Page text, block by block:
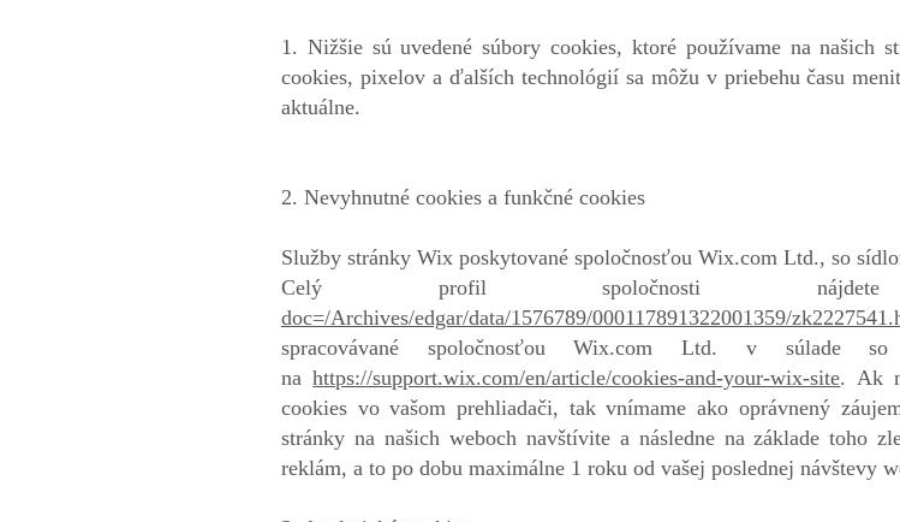
1. Nižšie sú uvedené súbory cookies, ktoré používame na našich
cookies, pixelov a ďalších technológií sa môžu v priebehu času
aktuálne.
2. Nevyhnutné cookies a funkčné cookies
Služby stránky Wix poskytované spoločnosťou Wix.com Ltd., so
Celý profil spoločnosti
doc=/Archives/edgar/data/1576789/000117891322001359/
spracovávané spoločnosťou Wix.com Ltd. v súlade so
nahttps://support.wix.com/en/article/cookies-and-your-wix-site. Ak
cookies vo vašom prehliadači, tak vnímame ako oprávnený
stránky na našich weboch navštívite a následne na základe toho
reklám, a to po dobu maximálne 1 roku od vašej poslednej návštevy